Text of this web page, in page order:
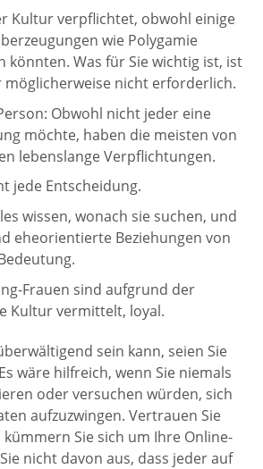
Kultur verpflichtet, obwohl einige
wie Polygamie
könnten. Was für Sie wichtig ist, ist
nicht erforderlich.
Obwohl nicht jeder eine
möchte, haben die meisten von
lebenslange Verpflichtungen.
jede Entscheidung.
wissen, wonach sie suchen, und
eheorientierte Beziehungen von
Frauen sind aufgrund der
Kultur vermittelt, loyal.
sein kann, seien Sie
wäre hilfreich, wenn Sie niemals
oder versuchen würden, sich
aufzuzwingen. Vertrauen Sie
Sie sich um Ihre Online-
nicht davon aus, dass jeder auf